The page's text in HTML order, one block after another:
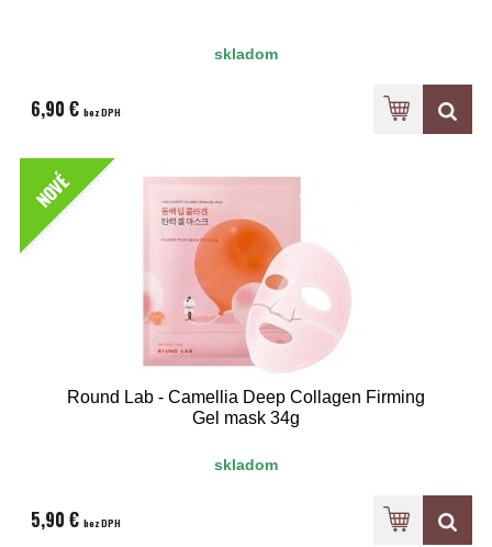
skladom
6,90 € bez DPH
NOVÉ
Round Lab - Camellia Deep Collagen Firming
Gel mask 34g
skladom
5,90 € bez DPH